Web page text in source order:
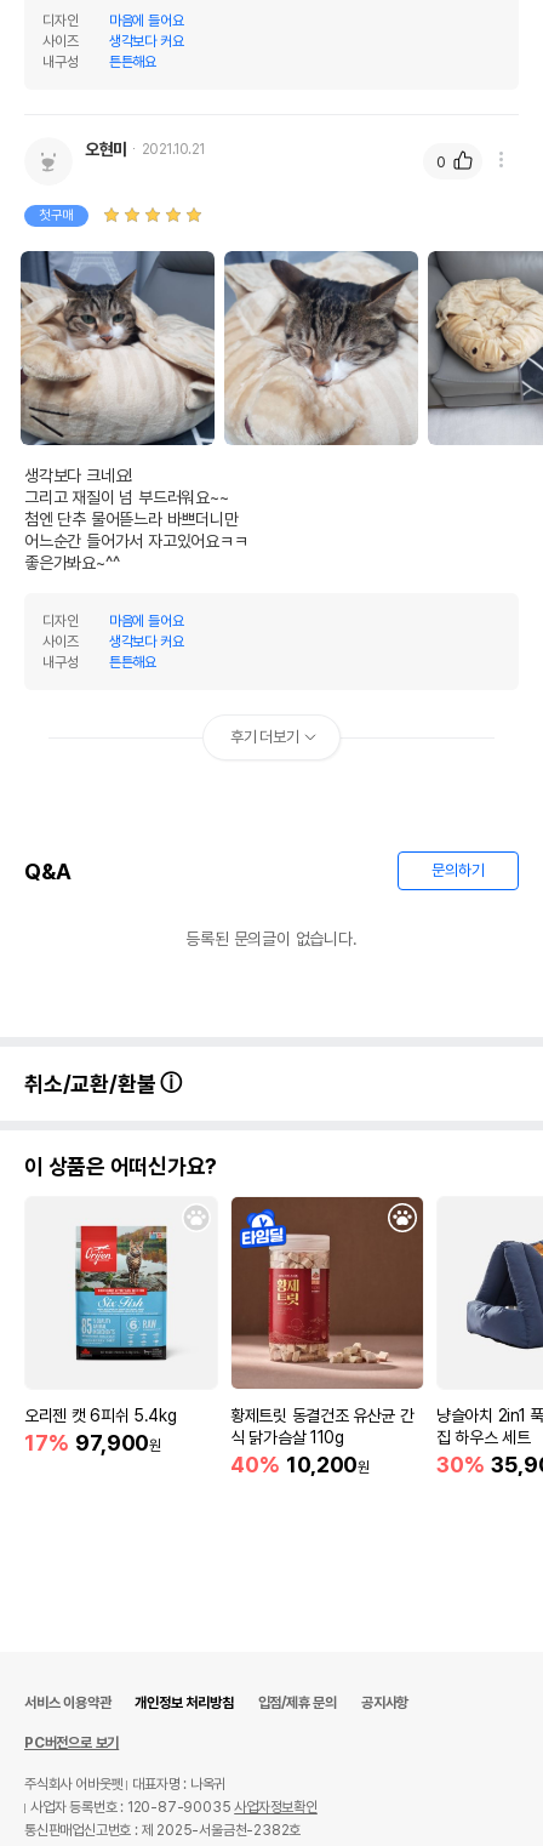
디자인
마음에 들어요
사이즈
생각보다 커요
내구성
튼튼해요
오현미 2021.10.21
첫구매
생각보다 크네요!
그리고 재질이 넘 부드러워요~~
첨엔 단추 물어뜯느라 바쁘더니만
어느순간 들어가서 자고있어요ㅋㅋ
좋은가봐요~^^
디자인
마음에 들어요
사이즈
생각보다 커요
내구성
튼튼해요
0
후기 더보기
Q&A 문의하기
등록된 문의글이 없습니다.
취소/교환/환불
이 상품은 어떠신가요?
오리젠 캣 6피쉬 5.4kg
17% 97,900원
황제트릿 동결건조 유산균 간
식 닭가슴살 110g
40% 10,200원
냥슬아치 2in1
집 하우스 세트
30%
서비스 이용약관 개인정보 처리방침 입점/제휴 문의 공지사항
PC버전으로 보기
주식회사 어바웃펫
대표자명 : 나옥귀
사업자 등록번호 : 120-87-90035사업자정보확인
통신판매업신고번호 : 제 2025-서울금천-2382호